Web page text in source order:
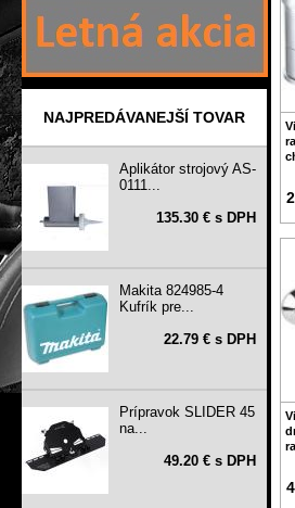
NAJPREDÁVANEJŠÍ TOVAR
Aplikátor strojový AS-
0111...
135.30 € s DPH
Makita 824985-4
Kufrík pre...
22.79 € s DPH
Prípravok SLIDER 45
na...
49.20 € s DPH